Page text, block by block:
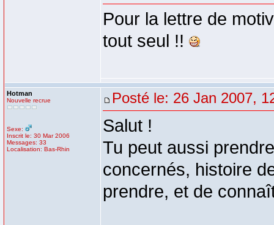
Pour la lettre de
tout seul !!
Hotman
Nouvelle recrue
Sexe:
Inscrit le: 30 Mar 2006
Messages: 33
Localisation: Bas-Rhin
Posté le: 26 Jan 2007,
Salut !
Tu peut aussi
concernés, histoire
prendre, et de